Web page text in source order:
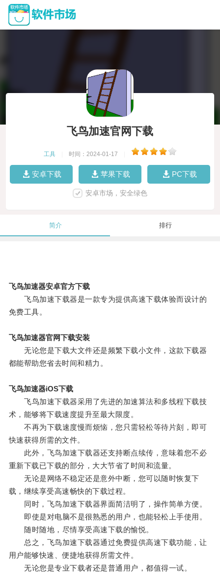
飞鸟加速官网下载
工具 时间：2024-01-17
安卓下载 苹果下载 PC下载
安卓市场，安全绿色
简介 排行
飞鸟加速器安卓官方下载
飞鸟加速下载器是一款专为提供高速下载体验而设计的
免费工具。
飞鸟加速器官网下载安装
无论您是下载大文件还是频繁下载小文件，这款下载器
都能帮助您省去时间和精力。
飞鸟加速器iOS下载
飞鸟加速下载器采用了先进的加速算法和多线程下载技
术，能够将下载速度提升至最大限度。
不再为下载速度慢而烦恼，您只需轻松等待片刻，即可
快速获得所需的文件。
此外，飞鸟加速下载器还支持断点续传，意味着您不必
重新下载已下载的部分，大大节省了时间和流量。
无论是网络不稳定还是意外中断，您可以随时恢复下
载，继续享受高速畅快的下载过程。
同时，飞鸟加速下载器界面简洁明了，操作简单方便。
即使是对电脑不是很熟悉的用户，也能轻松上手使用。
随时随地，尽情享受高速下载的愉悦。
总之，飞鸟加速下载器通过免费提供高速下载功能，让
用户能够快速、便捷地获得所需文件。
无论您是专业下载者还是普通用户，都值得一试。